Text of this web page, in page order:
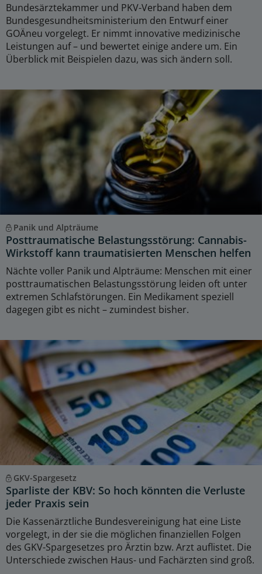
Bundesärztekammer und PKV-Verband haben dem
Bundesgesundheitsministerium den Entwurf einer
GOÄneu vorgelegt. Er nimmt innovative medizinische
Leistungen auf – und bewertet einige andere um. Ein
Überblick mit Beispielen dazu, was sich ändern soll.
Panik und Alpträume
Posttraumatische Belastungsstörung: Cannabis-
Wirkstoff kann traumatisierten Menschen helfen
Nächte voller Panik und Alpträume: Menschen mit einer
posttraumatischen Belastungsstörung leiden oft unter
extremen Schlafstörungen. Ein Medikament speziell
dagegen gibt es nicht – zumindest bisher.
GKV-Spargesetz
Sparliste der KBV: So hoch könnten die Verluste
jeder Praxis sein
Die Kassenärztliche Bundesvereinigung hat eine Liste
vorgelegt, in der sie die möglichen finanziellen Folgen
des GKV-Spargesetzes pro Ärztin bzw. Arzt auflistet. Die
Unterschiede zwischen Haus- und Fachärzten sind groß.